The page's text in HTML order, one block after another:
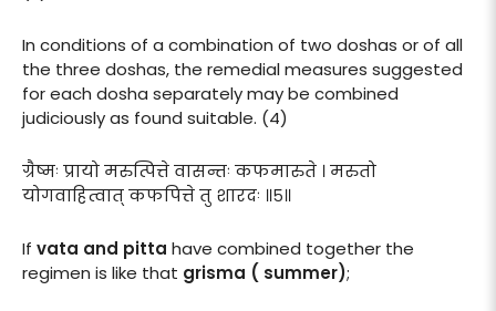
In conditions of a combination of two doshas or of all
the three doshas, the remedial measures suggested
for each dosha separately may be combined
judiciously as found suitable. (4)
ग्रैष्मः प्रायो मरुत्पित्ते वासन्तः कफमारुते । मरुतो
योगवाहित्वात् कफपित्ते तु शारदः ॥५॥
If vata and pitta have combined together the
regimen is like that grisma ( summer);